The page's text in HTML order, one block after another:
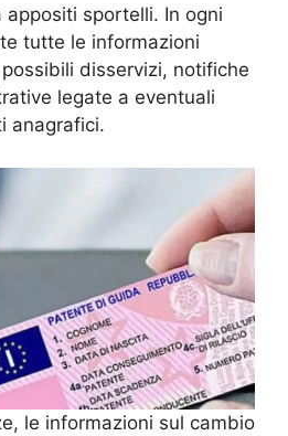
sportelli. In ogni
tutte le informazioni
disservizi, notifiche
legate a eventuali
anagrafici.
le informazioni sul cambio